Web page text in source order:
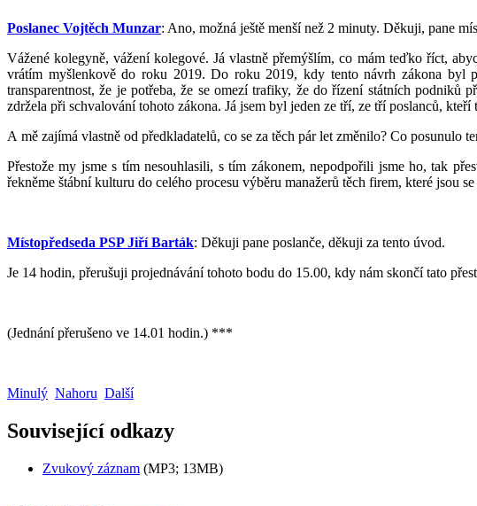
Poslanec Vojtěch Munzar: Ano, možná ještě menší než 2 minuty. Děkuji, pane
Vážené kolegyně, vážení kolegové. Já vlastně přemýšlím, co mám teďko říct,
vrátím myšlenkově do roku 2019. Do roku 2019, kdy tento návrh zákona byl
transparentnost, že je potřeba, že se omezí trafiky, že do řízení státních
zdržela při schvalování tohoto zákona. Já jsem byl jeden ze tří, ze tří poslanců, kteří
A mě zajímá vlastně od předkladatelů, co se za těch pár let změnilo? Co posunulo
Přestože my jsme s tím nesouhlasili, s tím zákonem, nepodpořili jsme ho, tak
řekněme štábní kulturu do celého procesu výběru manažerů těch firem, které jsou se
Místopředseda PSP Jiří Barták: Děkuji pane poslanče, děkuji za tento úvod.
Je 14 hodin, přerušuji projednávání tohoto bodu do 15.00, kdy nám skončí tato
(Jednání přerušeno ve 14.01 hodin.) ***
Minulý Nahoru Další
Související odkazy
Zvukový záznam (MP3; 13MB)